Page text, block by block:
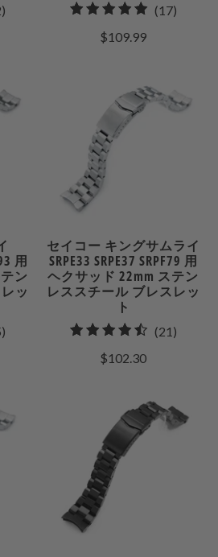
ビ
ュ
(17)17
ュ
$109.99
用
ン
ッ
ュ
セイコー キングサムライ
SRPE33 SRPE37 SRPF79 用
ヘクサッド 22mm ステン
レススチール ブレスレッ
ト
(21)21
ビ
ュ
$102.30